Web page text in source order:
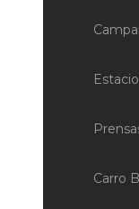
Carro